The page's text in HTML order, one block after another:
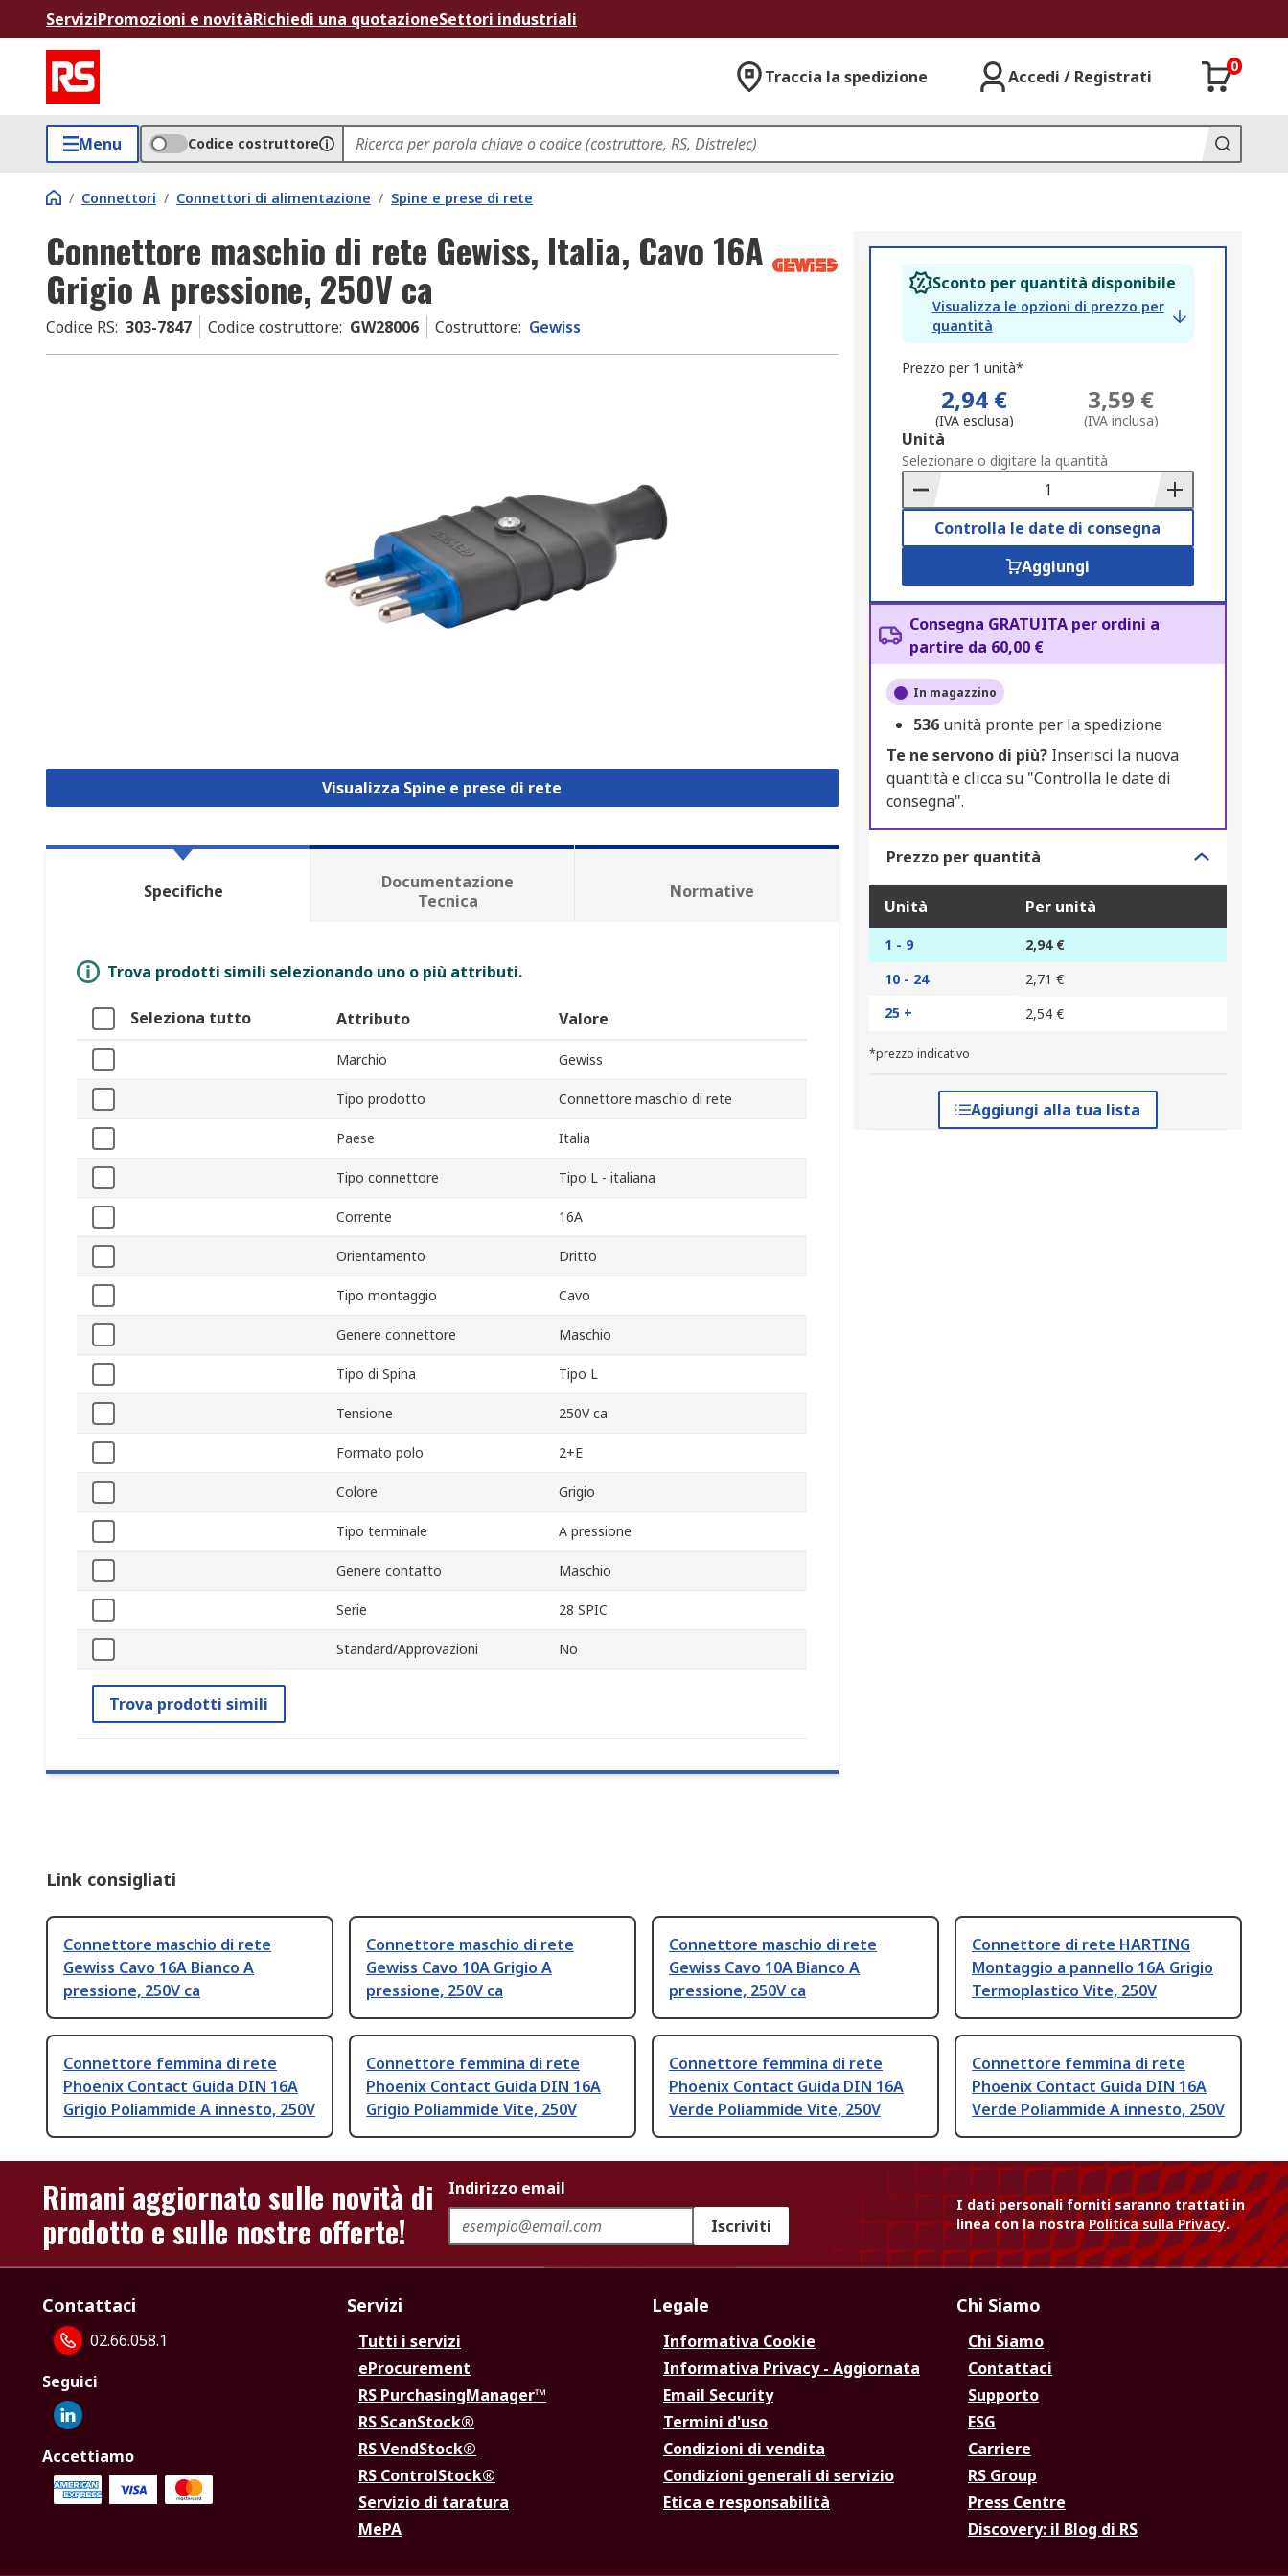
ServiziPromozioni e novitàRichiedi una quotazioneSettori industriali
Traccia la spedizione Accedi / Registrati
0
Menu Codice costruttore
/ Connettori / Connettori di alimentazione / Spine e prese di rete
Connettore maschio di rete Gewiss, Italia, Cavo 16A
Grigio A pressione, 250V ca
Codice RS: 303-7847 Codice costruttore: GW28006 Costruttore: Gewiss
Visualizza Spine e prese di rete
Sconto per quantità disponibile
Visualizza le opzioni di prezzo per
quantità
Prezzo per 1 unità*
2,94 €
(IVA esclusa)
3,59 €
(IVA inclusa)
Add
to
Basket
Unità
Selezionare o digitare la quantità
Controlla le date di consegna
Aggiungi
Consegna GRATUITA per ordini a
partire da 60,00 €
In magazzino
536 unità pronte per la spedizione
Te ne servono di più?Inserisci la nuova
quantità e clicca su "Controlla le date di
consegna".
Prezzo per quantità
Unità Per unità
1 - 9
2,94 €
10 - 24
2,71 €
25 +
2,54 €
*prezzo indicativo
Aggiungi alla tua lista
Specifiche
Documentazione
Tecnica
Normative
Trova prodotti simili selezionando uno o più attributi.
Seleziona tutto Attributo Valore
Marchio Gewiss
Tipo prodotto Connettore maschio di rete
Paese Italia
Tipo connettore Tipo L - italiana
Corrente 16A
Orientamento Dritto
Tipo montaggio Cavo
Genere connettore Maschio
Tipo di Spina Tipo L
Tensione 250V ca
Formato polo 2+E
Colore Grigio
Tipo terminale A pressione
Genere contatto Maschio
Serie 28 SPIC
Standard/Approvazioni No
Trova prodotti simili
Link consigliati
Connettore maschio di rete
Gewiss Cavo 16A Bianco A
pressione, 250V ca
Connettore maschio di rete
Gewiss Cavo 10A Grigio A
pressione, 250V ca
Connettore maschio di rete
Gewiss Cavo 10A Bianco A
pressione, 250V ca
Connettore di rete HARTING
Montaggio a pannello 16A Grigio
Termoplastico Vite, 250V
Connettore femmina di rete
Phoenix Contact Guida DIN 16A
Grigio Poliammide A innesto, 250V
Connettore femmina di rete
Phoenix Contact Guida DIN 16A
Grigio Poliammide Vite, 250V
Connettore femmina di rete
Phoenix Contact Guida DIN 16A
Verde Poliammide Vite, 250V
Connettore femmina di rete
Phoenix Contact Guida DIN 16A
Verde Poliammide A innesto, 250V
Rimani aggiornato sulle novità di
prodotto e sulle nostre offerte!
Indirizzo email
Iscriviti
I dati personali forniti saranno trattati in
linea con la nostraPolitica sulla Privacy.
Contattaci
02.66.058.1
Seguici
Accettiamo
Servizi
Tutti i servizi
eProcurement
RS PurchasingManager™
RS ScanStock®
RS VendStock®
RS ControlStock®
Servizio di taratura
MePA
Legale
Informativa Cookie
Informativa Privacy - Aggiornata
Email Security
Termini d'uso
Condizioni di vendita
Condizioni generali di servizio
Etica e responsabilità
Chi Siamo
Chi Siamo
Contattaci
Supporto
ESG
Carriere
RS Group
Press Centre
Discovery: il Blog di RS